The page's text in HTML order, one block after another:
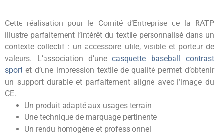
Cette réalisation pour le Comité d’Entreprise de la RATP
illustre parfaitement l’intérêt du textile personnalisé dans un
contexte collectif : un accessoire utile, visible et porteur de
valeurs. L’association d’unecasquette baseball contrast
sport et d’une impression textile de qualité permet d’obtenir
un support durable et parfaitement aligné avec l’image du
CE.
Un produit adapté aux usages terrain
Une technique de marquage pertinente
Un rendu homogène et professionnel